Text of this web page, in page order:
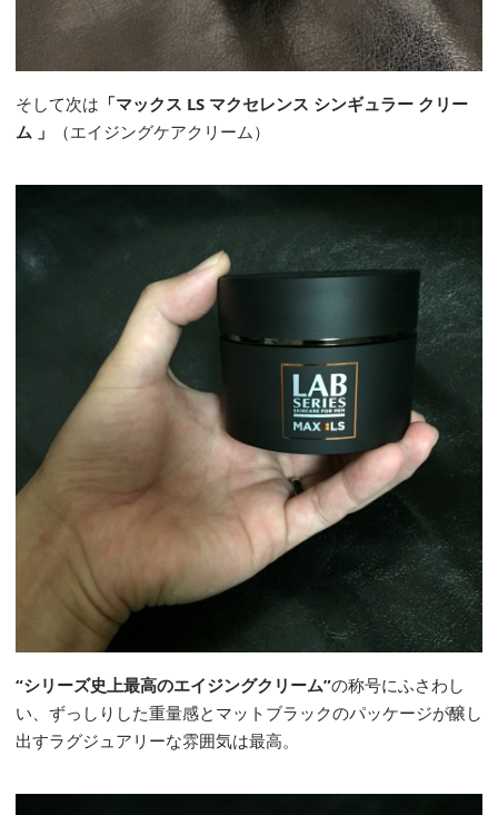
そして次は 「マックス LS マクセレンス シンギュラー クリー
ム 」
（エイジングケアクリーム）
“シリーズ史上最高のエイジングクリーム”の称号にふさわし
い、ずっしりした重量感とマットブラックのパッケージが醸し
出すラグジュアリーな雰囲気は最高。